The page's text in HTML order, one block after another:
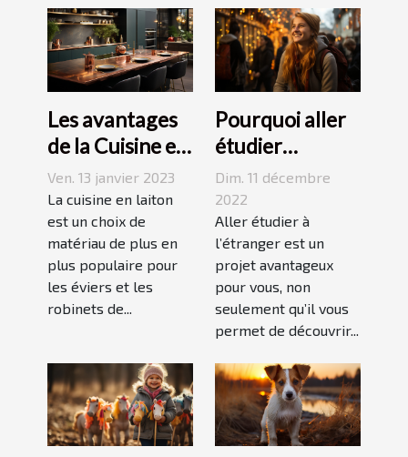
Les avantages
de la Cuisine en
Laiton
Ven. 13 janvier 2023
La cuisine en laiton
est un choix de
matériau de plus en
plus populaire pour
les éviers et les
robinets de...
Pourquoi aller
étudier
l’étranger ?
Dim. 11 décembre
2022
Aller étudier à
l’étranger est un
projet avantageux
pour vous, non
seulement qu’il vous
permet de découvrir...